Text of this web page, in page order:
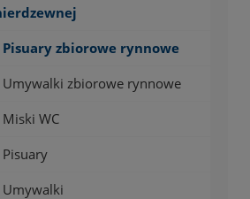
Pisuary zbiorowe rynnowe
Umywalki zbiorowe rynnowe
Miski WC
Pisuary
Umywalki